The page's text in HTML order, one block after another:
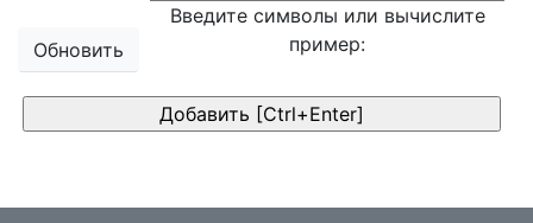
Обновить
Введите символы или вычислите
пример: